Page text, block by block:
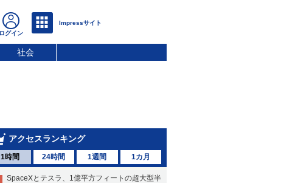
社会
アクセスランキング
1時間 24時間 1週間 1カ月
SpaceXとテスラ、1億平方フィートの超大型半